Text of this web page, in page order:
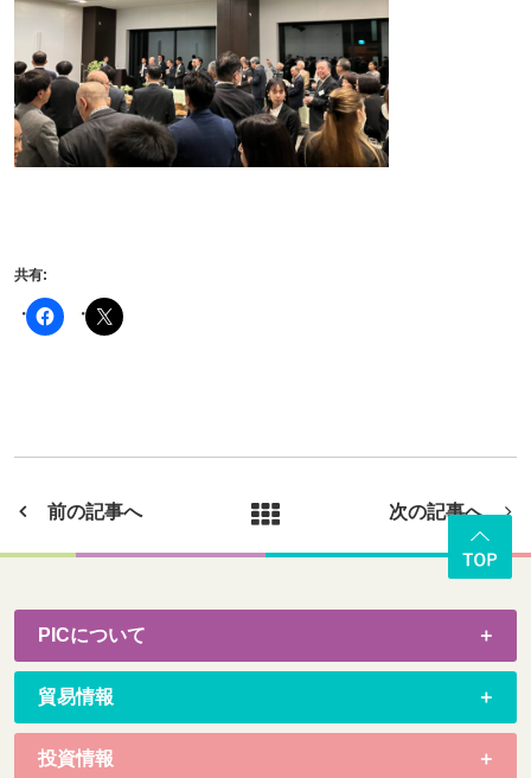
共有:
前の記事へ 次の記事へ
PICについて
貿易情報
投資情報